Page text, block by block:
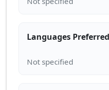
Languages Preferred